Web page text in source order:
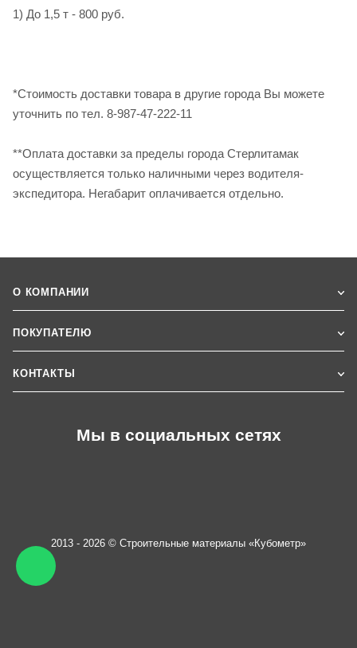
1) До 1,5 т - 800 руб.
*Стоимость доставки товара в другие города Вы можете
уточнить по тел. 8-987-47-222-11
**Оплата доставки за пределы города Стерлитамак
осуществляется только наличными через водителя-
экспедитора. Негабарит оплачивается отдельно.
О КОМПАНИИ
ПОКУПАТЕЛЮ
КОНТАКТЫ
Мы в социальных сетях
2013 - 2026 © Строительные материалы «Кубометр»